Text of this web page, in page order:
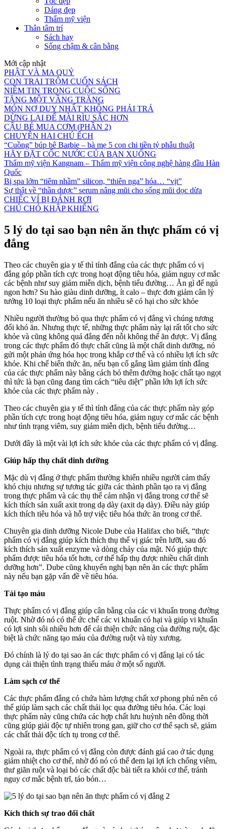
Dáng đẹp
Thẩm mỹ viện
Thân tâm trí
Sách hay
Sống chậm & cân bằng
Mới cập nhật
PHẬT VÀ MA QUỶ
CON TRAI TRỘM CUỐN SÁCH
NIỀM TIN TRONG CUỘC SỐNG
TẶNG MỘT VẦNG TRĂNG
MÓN NỢ DUY NHẤT KHÔNG PHẢI TRẢ
DỪNG LẠI ĐỂ MÀI RÌU SẮC HƠN
CẬU BÉ MUA CƠM (PHẦN 2)
CHUYỆN HAI CHÚ ẾCH
“Cuồng” búp bê Barbie – bà mẹ 5 con chi tiền tỷ phẫu thuật
HÃY ĐẶT CỐC NƯỚC CỦA BẠN XUỐNG
Thẩm mỹ viện Kangnam – Thẩm mỹ viện công nghệ hàng đầu Hàn
Quốc
Bị spa lởm “tiêm nhầm” silicon, “thiên nga” hóa… “vịt”
Sự thật về “thần dược” serum nâng mũi cho sống mũi dọc dừa
CHIẾC VÍ BỊ ĐÁNH RƠI
CHÚ CHÓ KHẬP KHIỂNG
5 lý do tại sao bạn nên ăn thực phẩm có vị
đắng
Theo các chuyên gia y tế thì tính đắng của các thực phẩm có vị
đắng góp phần tích cực trong hoạt động tiêu hóa, giảm nguy cơ mắc
các bệnh như suy giảm miễn dịch, bệnh tiểu đường… Ăn gì để ngủ
ngon hơn? Su hào giàu dinh dưỡng, ít calo – thực đơn giảm cân lý
tưởng 10 loại thực phẩm nếu ăn nhiều sẽ có hại cho sức khỏe
Nhiều người thường bỏ qua thực phẩm có vị đắng vì chúng tương
đối khó ăn. Nhưng thực tế, những thực phẩm này lại rất tốt cho sức
khỏe và cũng không quá đắng đến nỗi không thể ăn được. Vị đắng
trong các thực phẩm đó thực chất cũng là một chất dinh dưỡng, nó
gửi một phản ứng hóa học trong khắp cơ thể và có nhiều lợi ích sức
khỏe. Khi chế biến thức ăn, nếu bạn cố gắng làm giảm tính đắng
của các thực phẩm này bằng cách bỏ thêm đường hoặc chất tạo ngọt
thì tức là bạn cũng đang tìm cách “tiêu diệt” phần lớn lợi ích sức
khỏe của các thực phẩm này .
Theo các chuyên gia y tế thì tính đắng của các thực phẩm này góp
phần tích cực trong hoạt động tiêu hóa, giảm nguy cơ mắc các bệnh
như tình trạng viêm, suy giảm miễn dịch, bệnh tiểu đường…
Dưới đây là một vài lợi ích sức khỏe của các thực phẩm có vị đắng.
Giúp hấp thụ chất dinh dưỡng
Mặc dù vị đắng ở thực phẩm thường khiến nhiều người cảm thấy
khó chịu nhưng sự tương tác giữa các thành phần tạo ra vị đắng
trong thực phẩm và các thụ thể cảm nhận vị đắng trong cơ thể sẽ
kích thích sản xuất axit trong dạ dày (axit dạ dày). Điều này giúp
kích thích tiêu hóa và hỗ trợ việc tiêu hóa thức ăn trong cơ thể.
Chuyên gia dinh dưỡng Nicole Dube của Halifax cho biết, “thực
phẩm có vị đắng giúp kích thích thụ thể vị giác trên lưỡi, sau đó
kích thích sản xuất enzyme và dòng chảy của mật. Nó giúp thực
phẩm được tiêu hóa tốt hơn, cơ thể hấp thụ được nhiều chất dinh
dưỡng hơn”. Dube cũng khuyến nghị bạn nên ăn các thực phẩm
này nếu bạn gặp vấn đề về tiêu hóa.
Tái tạo máu
Thực phẩm có vị đắng giúp cân bằng của các vi khuẩn trong đường
ruột. Nhờ đó nó có thể ức chế các vi khuẩn có hại và giúp vi khuẩn
có lợi sinh sôi nhiều hơn để cải thiện chức năng của đường ruột, đặc
biệt là chức năng tạo máu của đường ruột và tủy xương.
Đó chính là lý do tại sao ăn các thực phẩm có vị đắng lại có tác
dụng cải thiện tình trạng thiếu máu ở một số người.
Làm sạch cơ thể
Các thực phẩm đắng có chứa hàm lượng chất xơ phong phú nên có
thể giúp làm sạch các chất thải lọc qua đường tiêu hóa. Các loại
thực phẩm này cũng chứa các hợp chất lưu huỳnh nên đồng thời
cũng giúp giải độc tự nhiên trong gan, giữ cho cơ thể sạch sẽ, giảm
các chất thải độc tích tụ trong cơ thể.
Ngoài ra, thực phẩm có vị đắng còn được đánh giá cao ở tác dụng
giảm nhiệt cho cơ thể, nhờ đó nó có thể đem lại lợi ích chống viêm,
thư giãn ruột và loại bỏ các chất độc bài tiết ra khỏi cơ thể, tránh
nguy cơ mắc bệnh trĩ, táo bón…
Kích thích sự trao đổi chất